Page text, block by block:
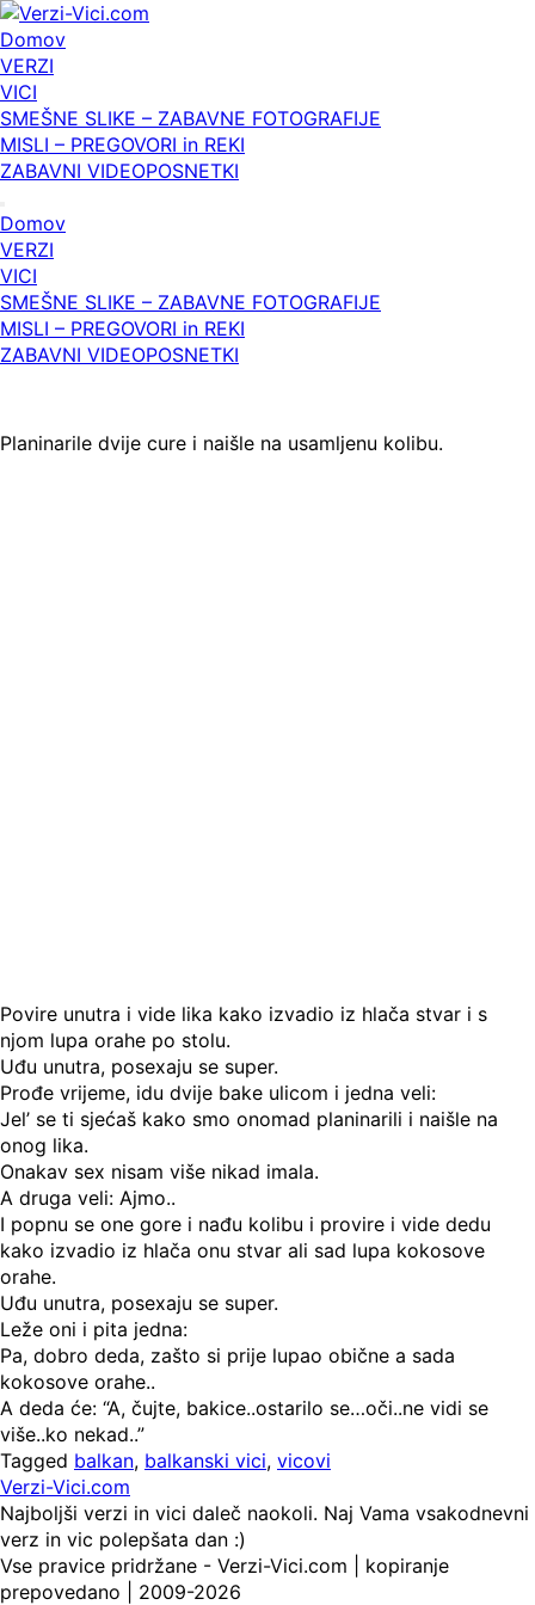
Skip
to
content
Domov
VERZI
VICI
SMEŠNE SLIKE – ZABAVNE FOTOGRAFIJE
MISLI – PREGOVORI in REKI
ZABAVNI VIDEOPOSNETKI
Domov
VERZI
VICI
SMEŠNE SLIKE – ZABAVNE FOTOGRAFIJE
MISLI – PREGOVORI in REKI
ZABAVNI VIDEOPOSNETKI
Planinarile dvije cure i naišle na usamljenu kolibu.
Povire unutra i vide lika kako izvadio iz hlača stvar i s
njom lupa orahe po stolu.
Uđu unutra, posexaju se super.
Prođe vrijeme, idu dvije bake ulicom i jedna veli:
Jel’ se ti sjećaš kako smo onomad planinarili i naišle na
onog lika.
Onakav sex nisam više nikad imala.
A druga veli: Ajmo..
I popnu se one gore i nađu kolibu i provire i vide dedu
kako izvadio iz hlača onu stvar ali sad lupa kokosove
orahe.
Uđu unutra, posexaju se super.
Leže oni i pita jedna:
Pa, dobro deda, zašto si prije lupao obične a sada
kokosove orahe..
A deda će: “A, čujte, bakice..ostarilo se…oči..ne vidi se
više..ko nekad..”
Tagged balkan, balkanski vici, vicovi
Verzi-Vici.com
Najboljši verzi in vici daleč naokoli. Naj Vama vsakodnevni
verz in vic polepšata dan :)
Vse pravice pridržane - Verzi-Vici.com | kopiranje
prepovedano | 2009-2026